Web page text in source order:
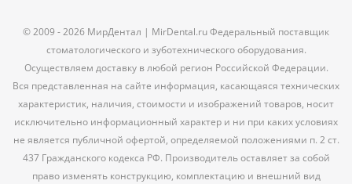
© 2009 - 2026 МирДентал | MirDental.ru Федеральный поставщик
стоматологического и зуботехнического оборудования.
Осуществляем доставку в любой регион Российской Федерации.
Вся представленная на сайте информация, касающаяся технических
характеристик, наличия, стоимости и изображений товаров, носит
исключительно информационный характер и ни при каких условиях
не является публичной офертой, определяемой положениями п. 2 ст.
437 Гражданского кодекса РФ. Производитель оставляет за собой
право изменять конструкцию, комплектацию и внешний вид